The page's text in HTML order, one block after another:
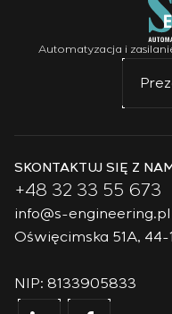
Automatyzacja i
SKONTAKTUJ SIĘ Z
+48 32 33 55 673
info@s-engineering.pl
Oświęcimska 51A,
NIP: 8133905833